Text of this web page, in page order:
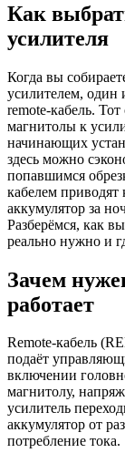
Как
усилителя
Когда вы
усилителем, один
remote-кабель.
магнитолы к
начинающих
здесь можно
попавшимся
кабелем приводят
аккумулятор за
Разберёмся, как
реально нужно и
Зачем
работает
Remote-кабель
подаёт
включении
магнитолу,
усилитель
аккумулятор от
потребление тока.